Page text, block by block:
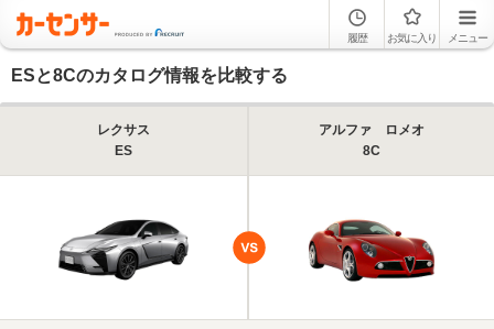
履歴 お気に入り メニュー
ESと8Cのカタログ情報を比較する
レクサス
ES
アルファ ロメオ
8C